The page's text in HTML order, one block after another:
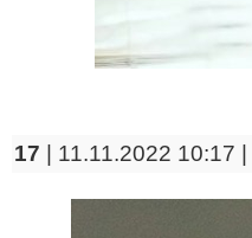
17 | 11.11.2022 10:17 |